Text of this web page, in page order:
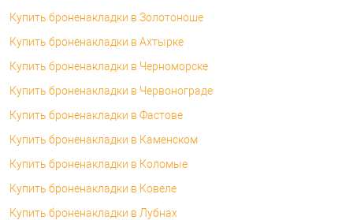
Купить броненакладки в Золотоноше
Купить броненакладки в Ахтырке
Купить броненакладки в Черноморске
Купить броненакладки в Червонограде
Купить броненакладки в Фастове
Купить броненакладки в Каменском
Купить броненакладки в Коломые
Купить броненакладки в Ковеле
Купить броненакладки в Лубнах